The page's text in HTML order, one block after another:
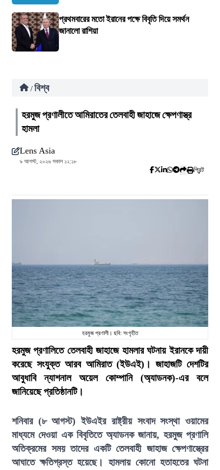
প্রথমবারের মতো ইরানের পক্ষে বিবৃতি দিয়ে সমর্থন
জানালো রাশিয়া
/ বিশ্ব
হরমুজ প্রণালীতে আমিরাতের তেলবাহী জাহাজে ক্ষেপণাস্ত্র
হামলা
Lens Asia
৯ আগস্ট, ২০২৬ সকাল ১২:১৮
প্রিন্ট
হরমুজ প্রণালী। ছবি: সংগৃহীত
হরমুজ প্রণালিতে তেলবাহী জাহাজে হামলার ঘটনায় ইরানকে দায়ী
করেছে সংযুক্ত আরব আমিরাত (ইউএই)। জাহাজটি দেশটির
আবুধাবি ন্যাশনাল অয়েল কোম্পানি (অ্যাডনক)-এর বলে
জানিয়েছে প্রতিষ্ঠানটি।
শনিবার (৮ আগস্ট) ইউএইর রাষ্ট্রীয় সংবাদ সংস্থা ওয়ামের
মাধ্যমে দেওয়া এক বিবৃতিতে অ্যাডনক জানায়, হরমুজ প্রণালি
অতিক্রমের সময় তাদের একটি তেলবাহী জাহাজ ক্ষেপণাস্ত্রের
আঘাতে ক্ষতিগ্রস্ত হয়েছে। হামলায় কোনো হতাহতের ঘটনা